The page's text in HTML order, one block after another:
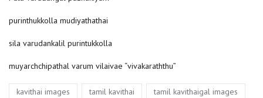
purinthukkolla mudiyathathai
sila varudankalil purintukkolla
muyarchchipathal varum vilaivae “vivakaraththu”
Tags
kavithai images tamil kavithai tamil kavithaigal images